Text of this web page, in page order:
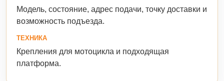
Модель, состояние, адрес подачи, точку доставки и
возможность подъезда.
ТЕХНИКА
Крепления для мотоцикла и подходящая
платформа.